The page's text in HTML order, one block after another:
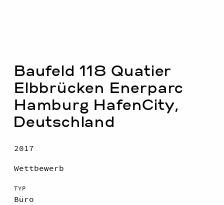
Baufeld 118 Quatier
Elbbrücken Enerparc
Hamburg HafenCity,
Deutschland
2017
Wettbewerb
TYP
Büro